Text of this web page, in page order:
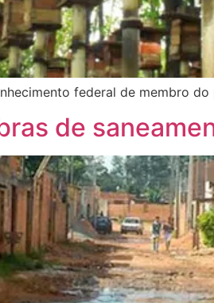
federal de membro do
de